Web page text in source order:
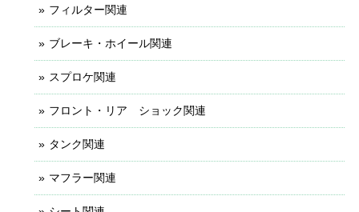
フィルター関連
ブレーキ・ホイール関連
スプロケ関連
フロント・リア ショック関連
タンク関連
マフラー関連